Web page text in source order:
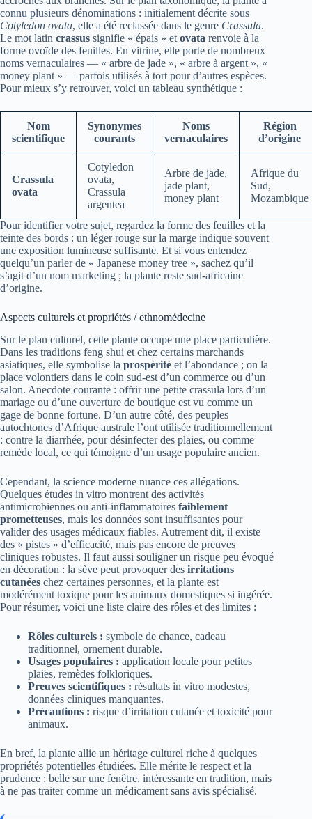
connu plusieurs dénominations : initialement décrite sous
Cotyledon ovata, elle a été reclassée dans le genre Crassula.
Le mot latin crassus signifie « épais » et ovata renvoie à la
forme ovoïde des feuilles. En vitrine, elle porte de nombreux
noms vernaculaires — « arbre de jade », « arbre à argent », «
money plant » — parfois utilisés à tort pour d’autres espèces.
Pour mieux s’y retrouver, voici un tableau synthétique :
Nom
scientifique
Synonymes
courants
Noms
vernaculaires
Région
d’origine
Crassula
ovata
Cotyledon
ovata,
Crassula
argentea
Arbre de jade,
jade plant,
money plant
Afrique du
Sud,
Mozambique
Pour identifier votre sujet, regardez la forme des feuilles et la
teinte des bords : un léger rouge sur la marge indique souvent
une exposition lumineuse suffisante. Et si vous entendez
quelqu’un parler de « Japanese money tree », sachez qu’il
s’agit d’un nom marketing ; la plante reste sud-africaine
d’origine.
Aspects culturels et propriétés / ethnomédecine
Sur le plan culturel, cette plante occupe une place particulière.
Dans les traditions feng shui et chez certains marchands
asiatiques, elle symbolise la prospérité et l’abondance ; on la
place volontiers dans le coin sud-est d’un commerce ou d’un
salon. Anecdote courante : offrir une petite crassula lors d’un
mariage ou d’une ouverture de boutique est vu comme un
gage de bonne fortune. D’un autre côté, des peuples
autochtones d’Afrique australe l’ont utilisée traditionnellement
: contre la diarrhée, pour désinfecter des plaies, ou comme
remède local, ce qui témoigne d’un usage populaire ancien.
Cependant, la science moderne nuance ces allégations.
Quelques études in vitro montrent des activités
antimicrobiennes ou anti‑inflammatoires faiblement
prometteuses, mais les données sont insuffisantes pour
valider des usages médicaux fiables. Autrement dit, il existe
des « pistes » d’efficacité, mais pas encore de preuves
cliniques robustes. Il faut aussi souligner un risque peu évoqué
en décoration : la sève peut provoquer des irritations
cutanées chez certaines personnes, et la plante est
modérément toxique pour les animaux domestiques si ingérée.
Pour résumer, voici une liste claire des rôles et des limites :
Rôles culturels : symbole de chance, cadeau
traditionnel, ornement durable.
Usages populaires : application locale pour petites
plaies, remèdes folkloriques.
Preuves scientifiques : résultats in vitro modestes,
données cliniques manquantes.
Précautions : risque d’irritation cutanée et toxicité pour
animaux.
En bref, la plante allie un héritage culturel riche à quelques
propriétés potentielles étudiées. Elle mérite le respect et la
prudence : belle sur une fenêtre, intéressante en tradition, mais
à ne pas traiter comme un médicament sans avis spécialisé.